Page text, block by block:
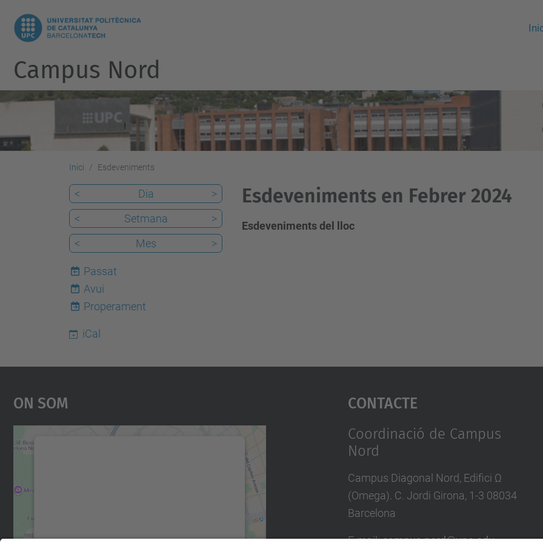
Campus Nord
Inici Esdeveniments
Esdeveniments en Febrer 2024
Esdeveniments del lloc
< Dia
>
<
Setmana
>
<
Mes >
Passat
7
Avui
Properament
iCal
On Som Contacte
Coordinació de Campus
Nord
Campus Diagonal Nord, Edifici Ω
(Omega). C. Jordi Girona, 1-3 08034
Barcelona
E-mail:campus.nord@upc.edu